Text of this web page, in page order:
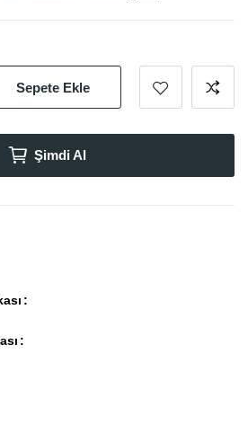
Sepete Ekle
Şimdi Al